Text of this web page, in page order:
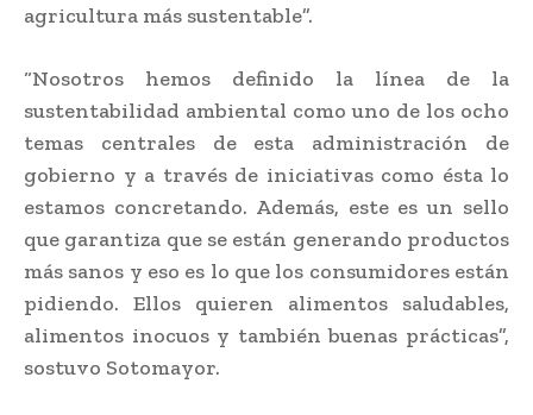
agricultura más sustentable”.
“Nosotros hemos definido la línea de la
sustentabilidad ambiental como uno de los ocho
temas centrales de esta administración de
gobierno y a través de iniciativas como ésta lo
estamos concretando. Además, este es un sello
que garantiza que se están generando productos
más sanos y eso es lo que los consumidores están
pidiendo. Ellos quieren alimentos saludables,
alimentos inocuos y también buenas prácticas”,
sostuvo Sotomayor.